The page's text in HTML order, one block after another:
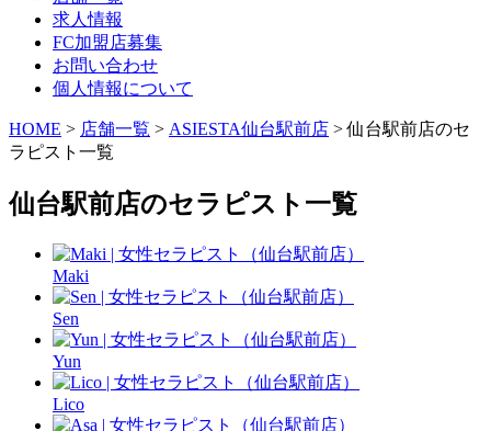
求人情報
FC加盟店募集
お問い合わせ
個人情報について
HOME > 店舗一覧 > ASIESTA仙台駅前店 > 仙台駅前店のセ
ラピスト一覧
仙台駅前店のセラピスト一覧
Maki
Sen
Yun
Lico